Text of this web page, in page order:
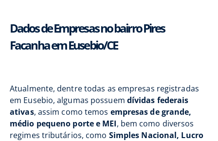
Dados de Empresas no bairro Pires
Facanha em Eusebio/CE
Atualmente, dentre todas as empresas registradas
em Eusebio, algumas possuem dívidas federais
ativas, assim como temos empresas de grande,
médio pequeno porte e MEI, bem como diversos
regimes tributários, como Simples Nacional, Lucro